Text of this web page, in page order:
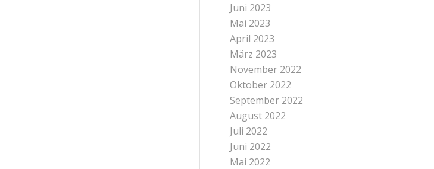
Juni 2023
Mai 2023
April 2023
März 2023
November 2022
Oktober 2022
September 2022
August 2022
Juli 2022
Juni 2022
Mai 2022